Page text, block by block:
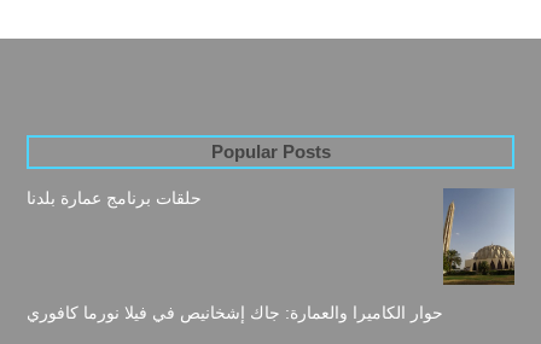
Popular Posts
حلقات برنامج عمارة بلدنا
حوار الكاميرا والعمارة: جاك إشخانيص في فيلا نورما كافوري